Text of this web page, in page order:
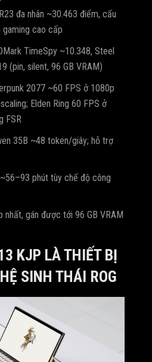
đa nhân ~30.463 điểm, cấu
gaming cao cấp
TimeSpy ~10.348, Steel
(pin, silent, 96 GB VRAM)
2077 ~60 FPS ở 1080p
Elden Ring 60 FPS ở
FSR
35B ~48 token/giây; hỗ trợ
~56–93 phút tùy chế độ công
nhất, gán được tới 96 GB VRAM
KJP LÀ THIẾT BỊ
SINH THÁI ROG